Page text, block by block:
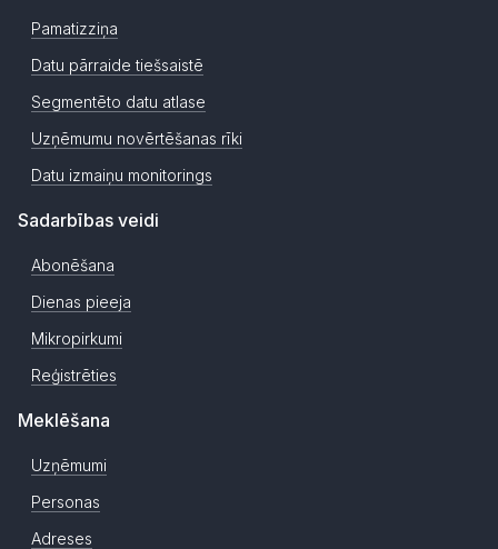
Pamatizziņa
Datu pārraide tiešsaistē
Segmentēto datu atlase
Uzņēmumu novērtēšanas rīki
Datu izmaiņu monitorings
Sadarbības veidi
Abonēšana
Dienas pieeja
Mikropirkumi
Reģistrēties
Meklēšana
Uzņēmumi
Personas
Adreses